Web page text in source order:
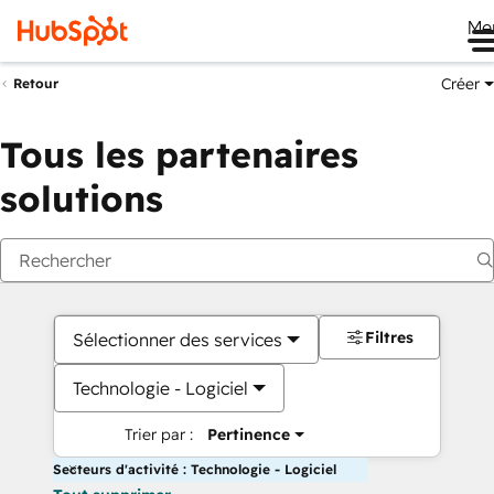
Retour Créer
Tous les partenaires
solutions
Sélectionner des services
Technologie - Logiciel
Trier par : Pertinence
Filtres
Secteurs d'activité : Technologie - Logiciel